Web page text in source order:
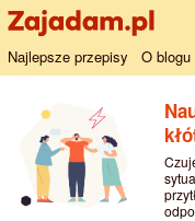
Najlepsze przepisy O blogu